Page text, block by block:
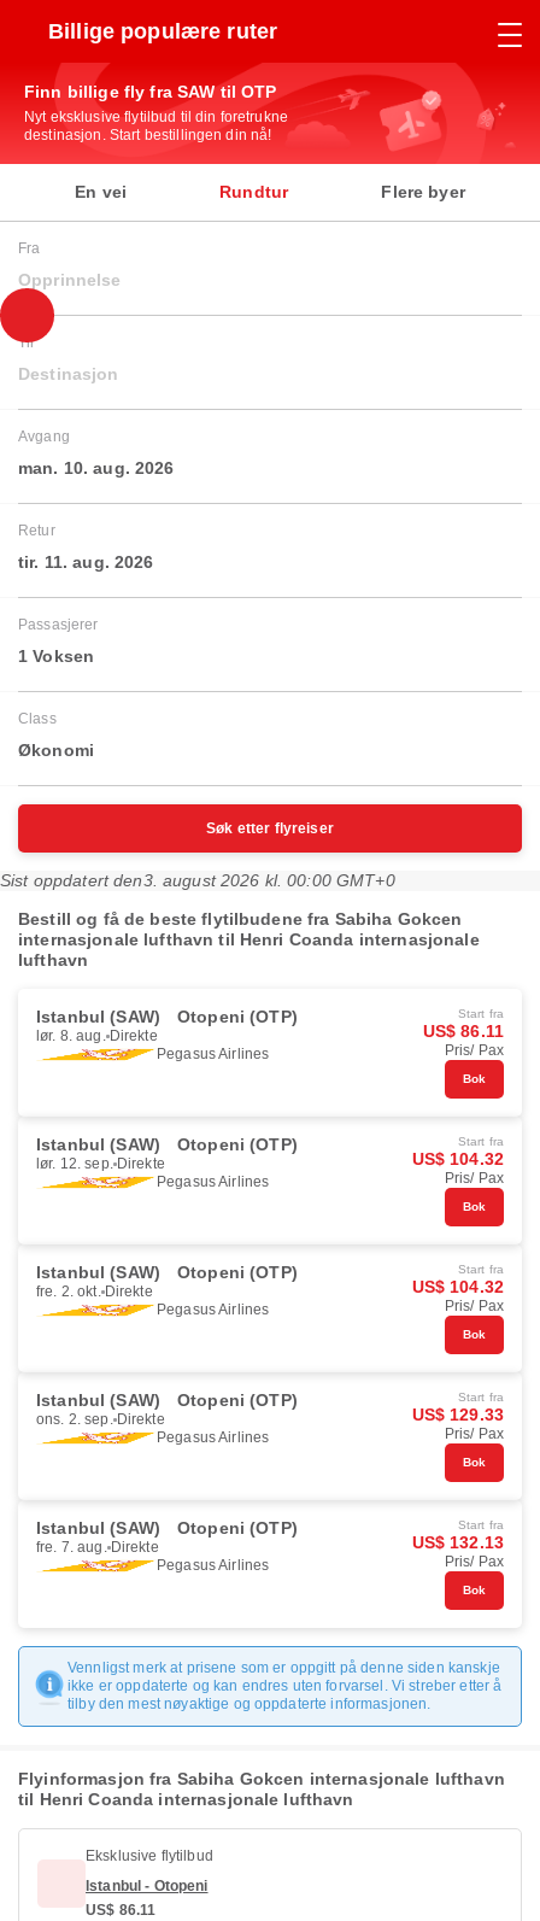
Billige populære ruter
Finn billige fly fra SAW til OTP
Nyt eksklusive flytilbud til din foretrukne
destinasjon. Start bestillingen din nå!
En vei Rundtur Flere byer
Fra
Opprinnelse
Til
Destinasjon
Avgang
man. 10. aug. 2026
Retur
tir. 11. aug. 2026
Passasjerer
1 Voksen
Class
Økonomi
Søk etter flyreiser
Sist oppdatert den3. august 2026 kl. 00:00 GMT+0
Bestill og få de beste flytilbudene fra Sabiha Gokcen
internasjonale lufthavn til Henri Coanda internasjonale
lufthavn
Istanbul (SAW) Otopeni (OTP)
lør. 8. aug. Direkte
Pegasus Airlines
Start fra
US$ 86.11
Pris/ Pax
Bok
Istanbul (SAW) Otopeni (OTP)
lør. 12. sep. Direkte
Pegasus Airlines
Start fra
US$ 104.32
Pris/ Pax
Bok
Istanbul (SAW) Otopeni (OTP)
fre. 2. okt. Direkte
Pegasus Airlines
Start fra
US$ 104.32
Pris/ Pax
Bok
Istanbul (SAW) Otopeni (OTP)
ons. 2. sep. Direkte
Pegasus Airlines
Start fra
US$ 129.33
Pris/ Pax
Bok
Istanbul (SAW) Otopeni (OTP)
fre. 7. aug. Direkte
Pegasus Airlines
Start fra
US$ 132.13
Pris/ Pax
Bok
Vennligst merk at prisene som er oppgitt på denne siden kanskje
ikke er oppdaterte og kan endres uten forvarsel. Vi streber etter å
tilby den mest nøyaktige og oppdaterte informasjonen.
Flyinformasjon fra Sabiha Gokcen internasjonale lufthavn
til Henri Coanda internasjonale lufthavn
Eksklusive flytilbud
Istanbul - Otopeni
US$ 86.11